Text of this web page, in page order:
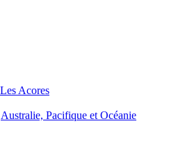
Acores
Australie, Pacifique et Océanie